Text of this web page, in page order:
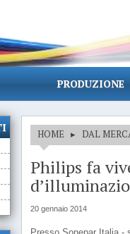
PRODUZIONE
HOME ▸ DAL
Philips fa
20 gennaio 2014